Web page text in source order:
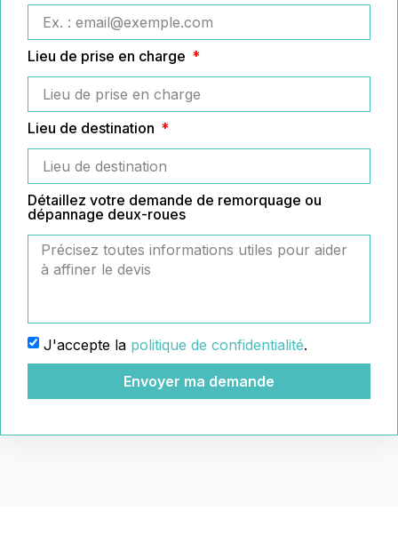
Lieu de prise en charge
Lieu de destination
Détaillez votre demande de remorquage ou
dépannage deux-roues
J'accepte la politique de confidentialité.
Envoyer ma demande